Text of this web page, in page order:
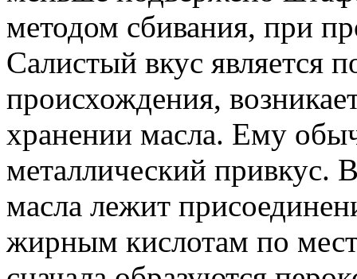
методом сбивания, при
Салистый вкус является
происхождения,
хранении масла. Ему
металлический привкус.
масла лежит
жирным кислотам по